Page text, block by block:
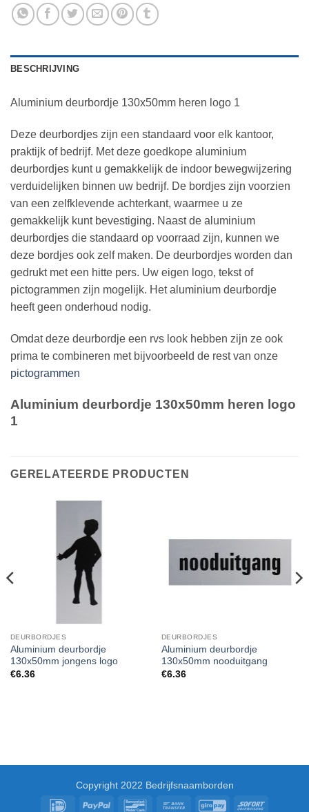
BESCHRIJVING
Aluminium deurbordje 130x50mm heren logo 1
Deze deurbordjes zijn een standaard voor elk kantoor,
praktijk of bedrijf. Met deze goedkope aluminium
deurbordjes kunt u gemakkelijk de indoor bewegwijzering
verduidelijken binnen uw bedrijf. De bordjes zijn voorzien
van een zelfklevende achterkant, waarmee u ze
gemakkelijk kunt bevestiging. Naast de aluminium
deurbordjes die standaard op voorraad zijn, kunnen we
deze bordjes ook zelf maken. De deurbordjes worden dan
gedrukt met een hitte pers. Uw eigen logo, tekst of
pictogrammen zijn mogelijk. Het aluminium deurbordje
heeft geen onderhoud nodig.
Omdat deze deurbordje een rvs look hebben zijn ze ook
prima te combineren met bijvoorbeeld de rest van onze
pictogrammen
Aluminium deurbordje 130x50mm heren logo
1
GERELATEERDE PRODUCTEN
DEURBORDJES
Aluminium deurbordje
130x50mm jongens logo
€6.36
DEURBORDJES
Aluminium deurbordje
130x50mm nooduitgang
€6.36
Copyright 2022 Bedrijfsnaamborden
IDeal
PayPal BancontactBank GiroPay Sofort